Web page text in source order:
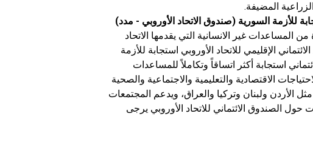
المضيفة.
للأزمة السورية (صندوق الاتحاد الأوروبي - مدد)
الاول 2014، تمر حصة كبيرة من المساعدات غير الانسانية التي يقدمها الاتحاد
الإقليمي للاتحاد الأوروبي استجابة للأزمة
استجابة أكثر اتساقاً وتكاملاً للمساعدات
الاقتصادية والتعليمية والاجتماعية والصحية
الأردن ولبنان وتركيا والعراق، ويدعم المجتمعات
حول الصندوق الائتماني للاتحاد الأوروبي يرجى